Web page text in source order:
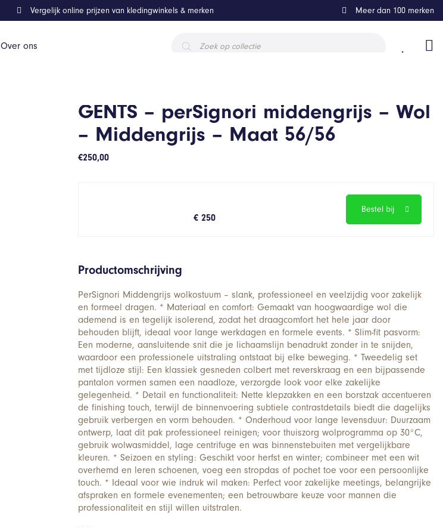
Over ons
zoeken
Vergelijk online prijzen van kledingwinkels & merken Meer dan 100 merken
GENTS – perSignori middengrijs – Wol
– Middengrijs – Maat 56/56
€250,00
€ 250
Bestel bij
Productomschrijving
PerSignori Middengrijs wolkostuum – slank, professioneel en veelzijdig voor zakelijk
en formeel dragen. * Materiaal en comfort: Gemaakt van hoogwaardige wol die
ademend is en tegelijk isolerend, zodat het draagcomfort het hele jaar door
behouden blijft, ideaal voor lange werkdagen en formele events. * Slim-fit pasvorm:
Een moderne, aansluitende snit die je lichaamslijn benadrukt zonder in te snijden,
waardoor een professionele uitstraling ontstaat bij elke beweging. * Tweedelig set
met tijdloze stijl: Een klassiek gesneden colbert met reverskraag en een bijpassende
pantalon vormen samen een naadloze, verzorgde look voor elke zakelijke
gelegenheid. * Detail en functionaliteit: Nette klepzakken en een borstzak accentueren
de finishing touch, terwijl de binnenvoering subtiele contrastdetails biedt die dagelijks
gebruik verbergen en vorm behouden. * Onderhoud voor lange levensduur: Duurzaam
ontwerp, laat dit pak professioneel reinigen; voor thuiszorg wolprogramma op 30°C,
gebruik wolwasmiddel, lage centrifuge en was binnenstebuiten met vergelijkbare
kleuren. * Seizoen en styling: Geschikt voor herfst en winter; combineer met een wit
overhemd en leren schoenen, voeg een stropdas of pochet toe voor een persoonlijke
touch. * Ideaal voor wie indruk wil maken: Perfect voor zakelijke meetings, belangrijke
afspraken en formele evenementen; een betrouwbare keuze voor mannen die
professionaliteit en stijl willen uitstralen.